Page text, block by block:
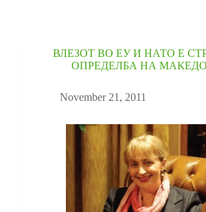
ВЛЕЗОТ ВО ЕУ И НАТО Е
ОПРЕДЕЛБА НА
November 21, 2011